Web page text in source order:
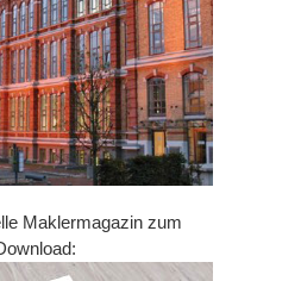
Maklermagazin zum